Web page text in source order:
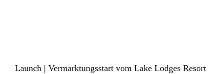
Launch | Vermarktungsstart vom Lake Lodges Resort